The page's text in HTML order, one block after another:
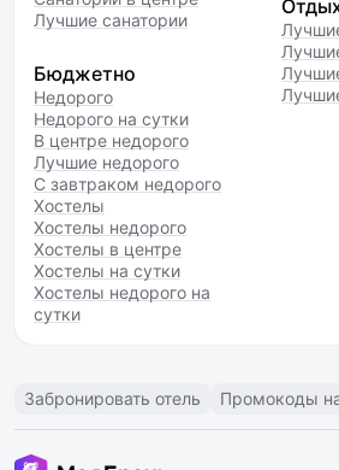
Лучшие санатории
Бюджетно
Недорого
Недорого на сутки
В центре недорого
Лучшие недорого
С завтраком недорого
Хостелы
Хостелы недорого
Хостелы в центре
Хостелы на сутки
Хостелы недорого на
сутки
Забронировать отель Промокоды